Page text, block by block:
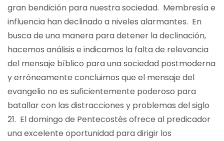
gran bendición para nuestra sociedad. Membresía e
influencia han declinado a niveles alarmantes. En
busca de una manera para detener la declinación,
hacemos análisis e indicamos la falta de relevancia
del mensaje bíblico para una sociedad postmoderna
y erróneamente concluimos que el mensaje del
evangelio no es suficientemente poderoso para
batallar con las distracciones y problemas del siglo
21. El domingo de Pentecostés ofrece al predicador
una excelente oportunidad para dirigir los